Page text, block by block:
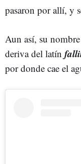
pasaron por allí, y
Aun así, su
deriva del latín
por donde cae el